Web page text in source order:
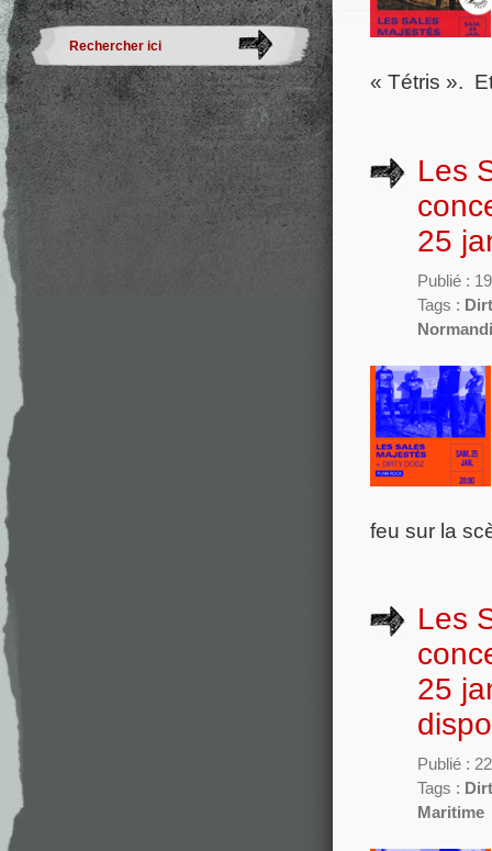
« Tétris ».
Les
25
Publié :
Tags :
feu sur la
Les
25
Publié :
Tags :
Maritime